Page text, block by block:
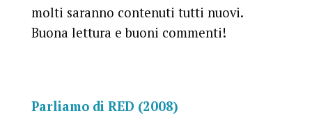
molti saranno contenuti tutti nuovi.
Buona lettura e buoni commenti!
Parliamo di RED (2008)